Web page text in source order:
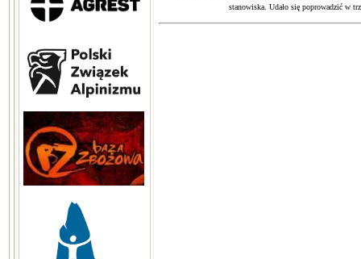
stanowiska. Udało się poprowadzić w